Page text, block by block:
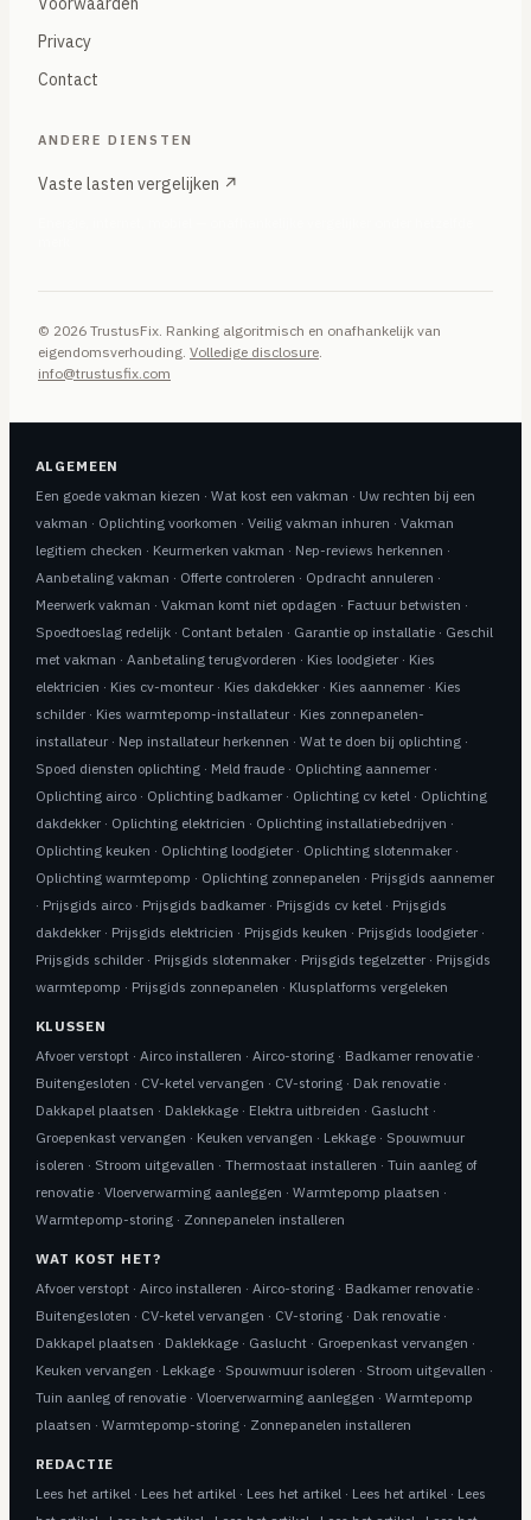
Privacy
Contact
ANDERE DIENSTEN
Vaste lasten vergelijken ↗
© 2026 TrustusFix. Ranking algoritmisch en onafhankelijk van
eigendomsverhouding. Volledige disclosure
info@trustusfix.com
ALGEMEEN
Een goede vakman kiezen · Wat kost een vakman · Uw rechten bij een
vakman · Oplichting voorkomen · Veilig vakman inhuren · Vakman
legitiem checken · Keurmerken vakman · Nep-reviews herkennen ·
Aanbetaling vakman · Offerte controleren · Opdracht annuleren ·
Meerwerk vakman · Vakman komt niet opdagen · Factuur betwisten ·
Spoedtoeslag redelijk· Contant betalen · Garantie op installatie· Geschil
met vakman · Aanbetaling terugvorderen · Kies loodgieter· Kies
elektricien · Kies cv-monteur· Kies dakdekker· Kies aannemer· Kies
schilder· Kies warmtepomp-installateur· Kies zonnepanelen-
installateur· Nep installateur herkennen · Wat te doen bij oplichting·
Spoed diensten oplichting· Meld fraude· Oplichting aannemer·
Oplichting airco· Oplichting badkamer· Oplichting cv ketel · Oplichting
dakdekker· Oplichting elektricien · Oplichting installatiebedrijven ·
Oplichting keuken · Oplichting loodgieter· Oplichting slotenmaker·
Oplichting warmtepomp · Oplichting zonnepanelen · Prijsgids aannemer
· Prijsgids airco· Prijsgids badkamer· Prijsgids cv ketel · Prijsgids
dakdekker· Prijsgids elektricien · Prijsgids keuken · Prijsgids loodgieter·
Prijsgids schilder· Prijsgids slotenmaker· Prijsgids tegelzetter· Prijsgids
warmtepomp · Prijsgids zonnepanelen · Klusplatforms vergeleken
KLUSSEN
Afvoer verstopt· Airco installeren · Airco-storing· Badkamer renovatie·
Buitengesloten · CV-ketel vervangen · CV-storing· Dak renovatie·
Dakkapel plaatsen · Daklekkage· Elektra uitbreiden · Gaslucht·
Groepenkast vervangen · Keuken vervangen · Lekkage· Spouwmuur
isoleren · Stroom uitgevallen · Thermostaat installeren · Tuin aanleg of
renovatie· Vloerverwarming aanleggen · Warmtepomp plaatsen ·
Warmtepomp-storing· Zonnepanelen installeren
WAT KOST HET?
Afvoer verstopt· Airco installeren · Airco-storing· Badkamer renovatie·
Buitengesloten · CV-ketel vervangen · CV-storing· Dak renovatie·
Dakkapel plaatsen · Daklekkage· Gaslucht· Groepenkast vervangen ·
Keuken vervangen · Lekkage· Spouwmuur isoleren · Stroom uitgevallen ·
Tuin aanleg of renovatie· Vloerverwarming aanleggen · Warmtepomp
plaatsen · Warmtepomp-storing· Zonnepanelen installeren
REDACTIE
Lees het artikel · Lees het artikel · Lees het artikel · Lees het artikel · Lees